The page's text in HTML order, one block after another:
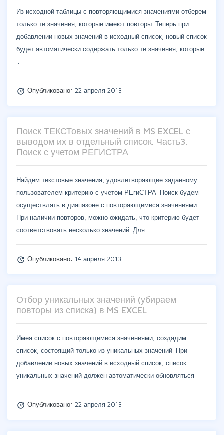
Из исходной таблицы с повторяющимися значениями отберем
только те значения, которые имеют повторы. Теперь при
добавлении новых значений в исходный список, новый список
будет автоматически содержать только те значения, которые
update Опубликовано: 22 апреля 2013
Поиск ТЕКСТовых значений в MS EXCEL с
выводом их в отдельный список. Часть3.
Поиск с учетом РЕГИСТРА
Найдем текстовые значения, удовлетворяющие заданному
пользователем критерию с учетом РЕгиСТРА. Поиск будем
осуществлять в диапазоне с повторяющимися значениями.
При наличии повторов, можно ожидать, что критерию будет
соответствовать несколько значений. Для …
update Опубликовано: 14 апреля 2013
Отбор уникальных значений (убираем
повторы из списка) в MS EXCEL
Имея список с повторяющимися значениями, создадим
список, состоящий только из уникальных значений. При
добавлении новых значений в исходный список, список
уникальных значений должен автоматически обновляться.
update Опубликовано: 22 апреля 2013